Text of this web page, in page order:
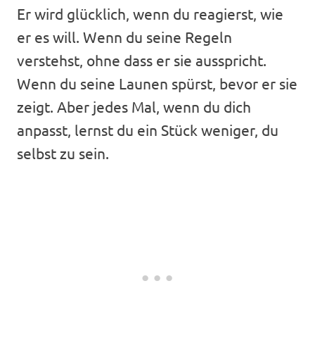
Er wird glücklich, wenn du reagierst, wie
er es will. Wenn du seine Regeln
verstehst, ohne dass er sie ausspricht.
Wenn du seine Launen spürst, bevor er sie
zeigt. Aber jedes Mal, wenn du dich
anpasst, lernst du ein Stück weniger, du
selbst zu sein.